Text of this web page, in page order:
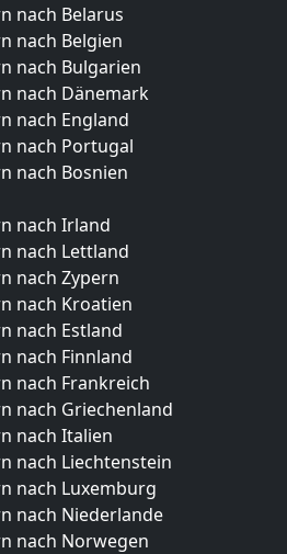
nach Belarus
nach Belgien
nach Bulgarien
nach Dänemark
nach England
nach Portugal
nach Bosnien
nach Irland
nach Lettland
nach Zypern
nach Kroatien
nach Estland
nach Finnland
nach Frankreich
nach Griechenland
nach Italien
nach Liechtenstein
nach Luxemburg
nach Niederlande
nach Norwegen